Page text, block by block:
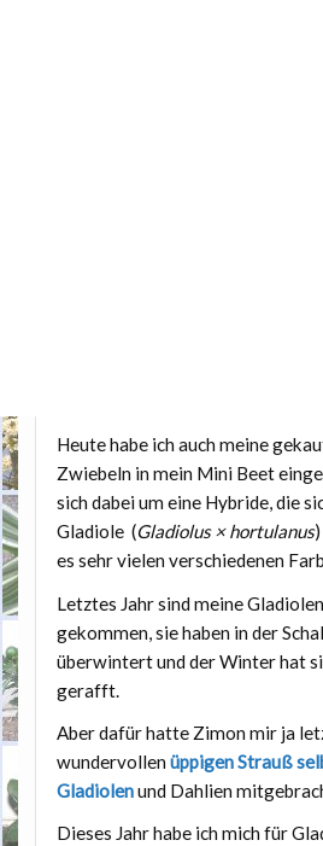
Heute habe ich auch meine
Zwiebeln in mein Mini Beet
sich dabei um eine Hybride, die
Gladiole (Gladiolus × hortulanus
es sehr vielen verschiedenen
Letztes Jahr sind meine
gekommen, sie haben in der
überwintert und der Winter hat
gerafft.
Aber dafür hatte Zimon mir ja
wundervollen üppigen Strauß
Gladiolenund Dahlien
Dieses Jahr habe ich mich für